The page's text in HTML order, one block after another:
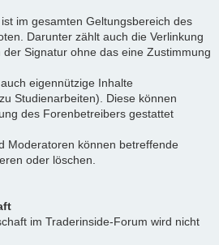
im gesamten Geltungsbereich des
Darunter zählt auch die Verlinkung
Signatur ohne das eine Zustimmung
eigennützige Inhalte
Studienarbeiten). Diese können
des Forenbetreibers gestattet
Moderatoren können betreffende
oder löschen.
im Traderinside-Forum wird nicht